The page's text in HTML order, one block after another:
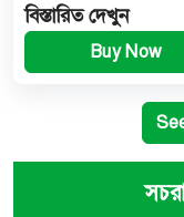
বিস্তারিত দেখুন
Buy Now